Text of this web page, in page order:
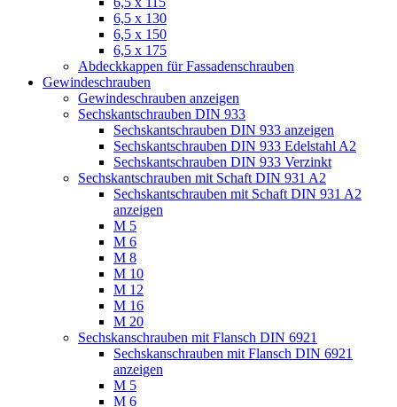
6,5 x 130
6,5 x 150
6,5 x 175
Abdeckkappen für Fassadenschrauben
Gewindeschrauben
Gewindeschrauben anzeigen
Sechskantschrauben DIN 933
Sechskantschrauben DIN 933 anzeigen
Sechskantschrauben DIN 933 Edelstahl A2
Sechskantschrauben DIN 933 Verzinkt
Sechskantschrauben mit Schaft DIN 931 A2
Sechskantschrauben mit Schaft DIN 931 A2
anzeigen
M 5
M 6
M 8
M 10
M 12
M 16
M 20
Sechskanschrauben mit Flansch DIN 6921
Sechskanschrauben mit Flansch DIN 6921
anzeigen
M 5
M 6